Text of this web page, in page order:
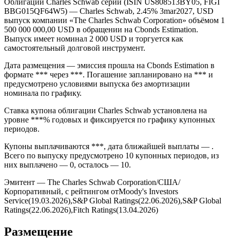
Облигации Charles Schwab серии (ISIN US808513BY05, FIGI
BBG015QF64W5) — Charles Schwab, 2.45% 3mar2027, USD
выпуск компании «The Charles Schwab Corporation» объёмом 1
500 000 000,00 USD в обращении на Cbonds Estimation.
Выпуск имеет номинал 2 000 USD и торгуется как
самостоятельный долговой инструмент.
Дата размещения — эмиссия прошла на Cbonds Estimation в
формате *** через ***. Погашение запланировано на *** и
предусмотрено условиями выпуска без амортизации
номинала по графику.
Ставка купона облигации Charles Schwab установлена на
уровне ***% годовых и фиксируется по графику купонных
периодов.
Купоны выплачиваются ***, дата ближайшей выплаты — .
Всего по выпуску предусмотрено 10 купонных периодов, из
них выплачено — 0, осталось — 10.
Эмитент — The Charles Schwab Corporation/США/
Корпоративный, с рейтингом отMoody's Investors
Service(19.03.2026),S&P Global Ratings(22.06.2026),S&P Global
Ratings(22.06.2026),Fitch Ratings(13.04.2026)
Размещение